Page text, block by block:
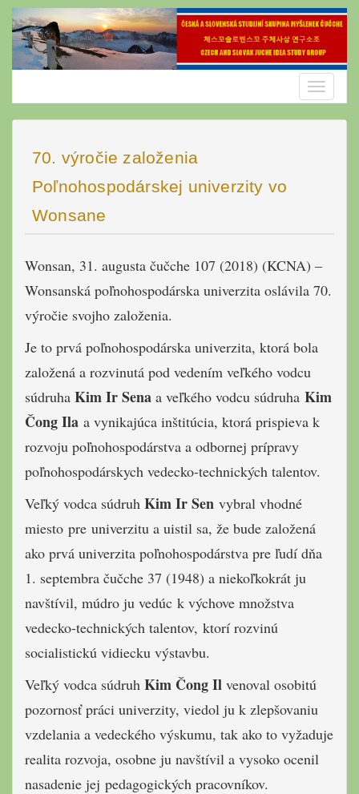
Skip
content
Toggle
70. výročie založenia
Poľnohospodárskej univerzity vo
Wonsane
Wonsan, 31. augusta čučche 107 (2018) (KCNA) –
Wonsanská poľnohospodárska univerzita oslávila 70.
výročie svojho založenia.
Je to prvá poľnohospodárska univerzita, ktorá bola
založená a rozvinutá pod vedením veľkého vodcu
súdruha Kim Ir Sena a veľkého vodcu súdruha Kim
Čong Ila a vynikajúca inštitúcia, ktorá prispieva k
rozvoju poľnohospodárstva a odbornej prípravy
poľnohospodárskych vedecko-technických talentov.
Veľký vodca súdruh Kim Ir Sen vybral vhodné
miesto pre univerzitu a uistil sa, že bude založená
ako prvá univerzita poľnohospodárstva pre ľudí dňa
1. septembra čučche 37 (1948) a niekoľkokrát ju
navštívil, múdro ju vedúc k výchove množstva
vedecko-technických talentov, ktorí rozvinú
socialistickú vidiecku výstavbu.
Veľký vodca súdruh Kim Čong Il venoval osobitú
pozornosť práci univerzity, viedol ju k zlepšovaniu
vzdelania a vedeckého výskumu, tak ako to vyžaduje
realita rozvoja, osobne ju navštívil a vysoko ocenil
nasadenie jej pedagogických pracovníkov.